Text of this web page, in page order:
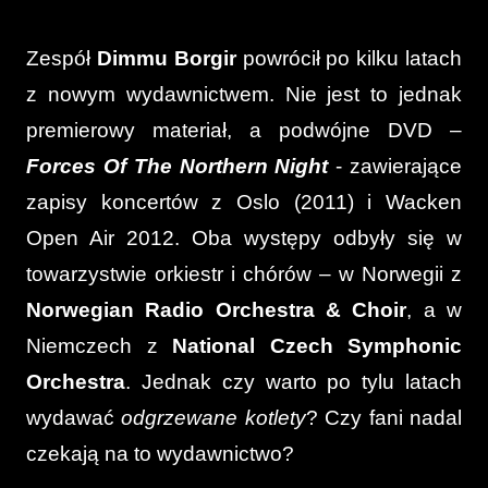
Zespół Dimmu Borgir powrócił po kilku latach
z nowym wydawnictwem. Nie jest to jednak
premierowy materiał, a podwójne DVD –
Forces Of The Northern Night- zawierające
zapisy koncertów z Oslo (2011) i Wacken
Open Air 2012. Oba występy odbyły się w
towarzystwie orkiestr i chórów – w Norwegii z
Norwegian Radio Orchestra & Choir, a w
Niemczech z National Czech Symphonic
Orchestra. Jednak czy warto po tylu latach
wydawaćodgrzewane kotlety? Czy fani nadal
czekają na to wydawnictwo?